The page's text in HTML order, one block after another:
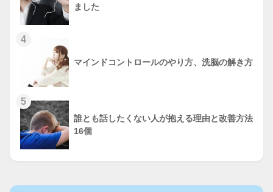
ました
4
マインドコントロールのやり方、洗脳の解き方
5
誰とも話したくない人が抱える理由と改善方法
16個